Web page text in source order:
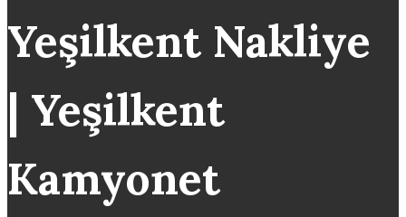
Yeşilkent Nakliye
| Yeşilkent
Kamyonet